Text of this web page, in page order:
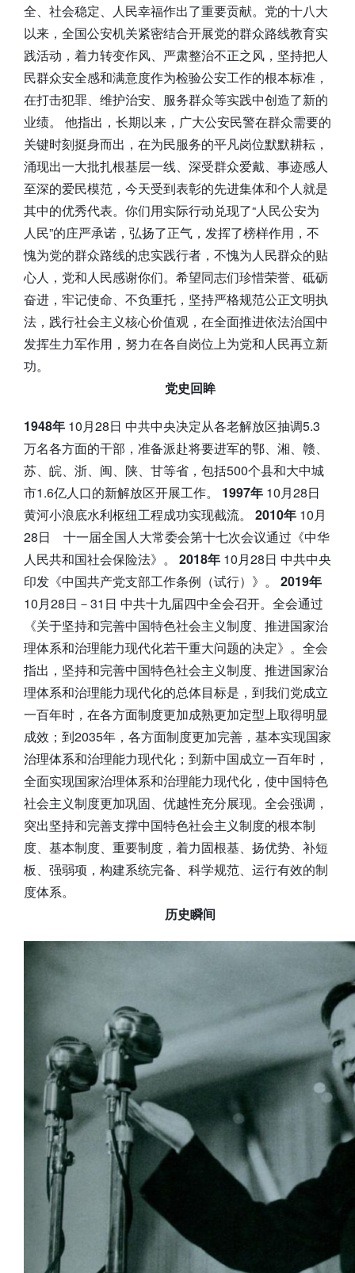
全、社会稳定、人民幸福作出了重要贡献。党的十八大
以来，全国公安机关紧密结合开展党的群众路线教育实
践活动，着力转变作风、严肃整治不正之风，坚持把人
民群众安全感和满意度作为检验公安工作的根本标准，
在打击犯罪、维护治安、服务群众等实践中创造了新的
业绩。 他指出，长期以来，广大公安民警在群众需要的
关键时刻挺身而出，在为民服务的平凡岗位默默耕耘，
涌现出一大批扎根基层一线、深受群众爱戴、事迹感人
至深的爱民模范，今天受到表彰的先进集体和个人就是
其中的优秀代表。你们用实际行动兑现了“人民公安为
人民”的庄严承诺，弘扬了正气，发挥了榜样作用，不
愧为党的群众路线的忠实践行者，不愧为人民群众的贴
心人，党和人民感谢你们。希望同志们珍惜荣誉、砥砺
奋进，牢记使命、不负重托，坚持严格规范公正文明执
法，践行社会主义核心价值观，在全面推进依法治国中
发挥生力军作用，努力在各自岗位上为党和人民再立新
功。
党史回眸
1948年 10月28日 中共中央决定从各老解放区抽调5.3
万名各方面的干部，准备派赴将要进军的鄂、湘、赣、
苏、皖、浙、闽、陕、甘等省，包括500个县和大中城
市1.6亿人口的新解放区开展工作。 1997年 10月28日
黄河小浪底水利枢纽工程成功实现截流。 2010年 10月
28日 十一届全国人大常委会第十七次会议通过《中华
人民共和国社会保险法》。 2018年 10月28日 中共中央
印发《中国共产党支部工作条例（试行）》。 2019年
10月28日－31日 中共十九届四中全会召开。全会通过
《关于坚持和完善中国特色社会主义制度、推进国家治
理体系和治理能力现代化若干重大问题的决定》。全会
指出，坚持和完善中国特色社会主义制度、推进国家治
理体系和治理能力现代化的总体目标是，到我们党成立
一百年时，在各方面制度更加成熟更加定型上取得明显
成效；到2035年，各方面制度更加完善，基本实现国家
治理体系和治理能力现代化；到新中国成立一百年时，
全面实现国家治理体系和治理能力现代化，使中国特色
社会主义制度更加巩固、优越性充分展现。全会强调，
突出坚持和完善支撑中国特色社会主义制度的根本制
度、基本制度、重要制度，着力固根基、扬优势、补短
板、强弱项，构建系统完备、科学规范、运行有效的制
度体系。
历史瞬间